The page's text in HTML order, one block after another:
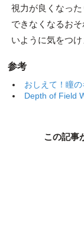
視力が良くなっ
できなくなるお
いように気をつけ
参考
おしえて！瞳
Depth of Field
この記事